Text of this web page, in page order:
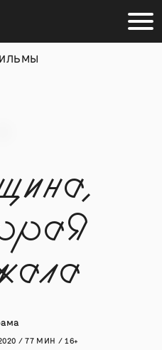
/ 77 МИН / 16+